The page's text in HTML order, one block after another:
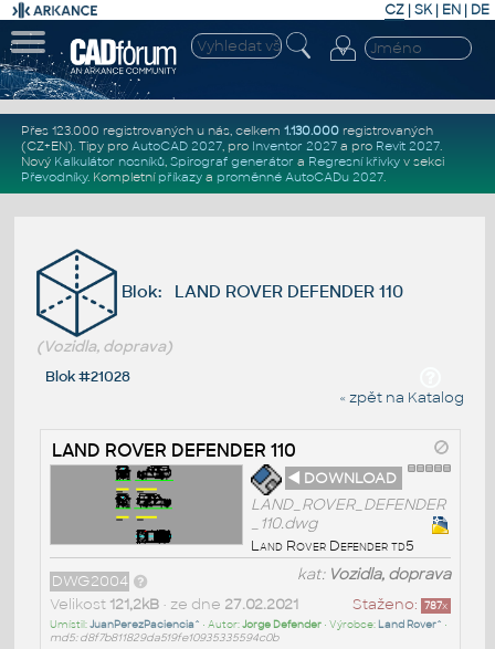
CZ | SK| EN | DE
Přes 123.000 registrovaných u nás, celkem 1.130.000registrovaných
(CZ+EN). Tipy pro AutoCAD 2027, pro Inventor 2027a pro Revit 2027.
Nový Kalkulátor nosníků, Spirograf generátor a Regresní křivkyv sekci
Převodníky. Kompletní příkazya proměnné AutoCADu 2027.
Blok: LAND ROVER DEFENDER 110
(Vozidla, doprava)
Blok #21028
« zpět na Katalog
LAND ROVER DEFENDER 110
◄ DOWNLOAD
LAND_ROVER_DEFENDER
_110.dwg
Land Rover Defender td5
kat: Vozidla, doprava
DWG2004
Staženo: 787x
Velikost 121,2kB• ze dne 27.02.2021
Umístil:JuanPerezPaciencia^ • Autor:Jorge Defender• Výrobce: Land Rover^ •
md5: d8f7b811829da519fe10935335594c0b